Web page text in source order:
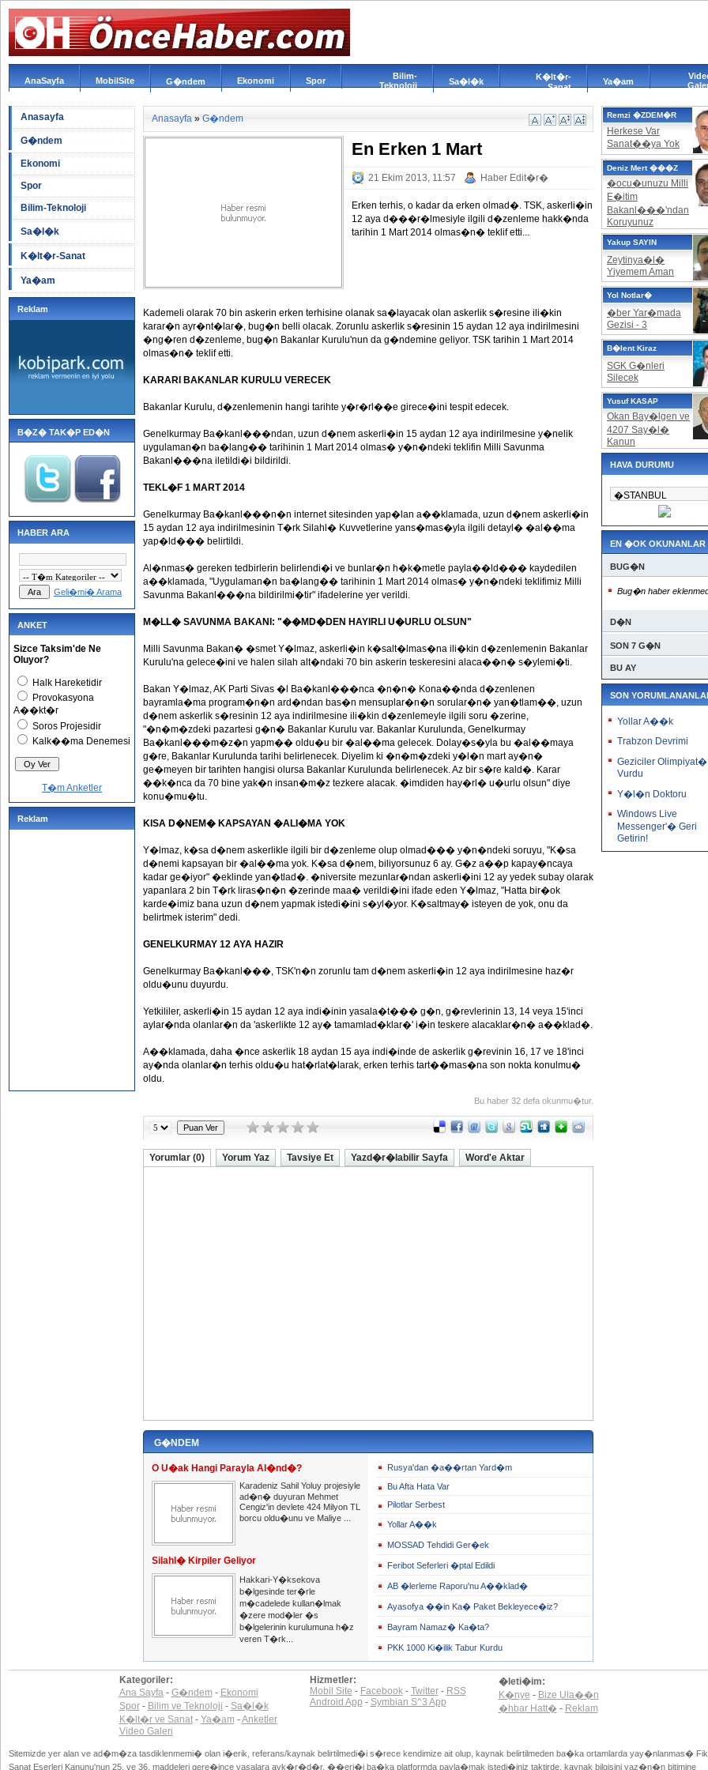
AnaSayfa MobilSite G�ndem Ekonomi Spor
Bilim-
Teknoloji
Sa�l�k
K�lt�r-
Sanat
Ya�am
Anasayfa
G�ndem
Ekonomi
Spor
Bilim-Teknoloji
Sa�l�k
K�lt�r-Sanat
Ya�am
Reklam
B�Z� TAK�P ED�N
HABER ARA
Geli�mi� Arama
ANKET
Sizce Taksim'de Ne
Oluyor?
Halk Hareketidir
Provokasyona
A��kt�r
Soros Projesidir
Kalk��ma Denemesi
T�m Anketler
Reklam
Anasayfa » G�ndem
En Erken 1 Mart
21 Ekim 2013, 11:57 Haber Edit�r�
Erken terhis, o kadar da erken olmad�. TSK, askerli�in
12 aya d���r�lmesiyle ilgili d�zenleme hakk�nda
tarihin 1 Mart 2014 olmas�n� teklif etti...
Kademeli olarak 70 bin askerin erken terhisine olanak sa�layacak olan askerlik s�resine ili�kin
karar�n ayr�nt�lar�, bug�n belli olacak. Zorunlu askerlik s�resinin 15 aydan 12 aya indirilmesini
�ng�ren d�zenleme, bug�n Bakanlar Kurulu'nun da g�ndemine geliyor. TSK tarihin 1 Mart 2014
olmas�n� teklif etti.
KARARI BAKANLAR KURULU VERECEK
Bakanlar Kurulu, d�zenlemenin hangi tarihte y�r�rl��e girece�ini tespit edecek.
Genelkurmay Ba�kanl���ndan, uzun d�nem askerli�in 15 aydan 12 aya indirilmesine y�nelik
uygulaman�n ba�lang�� tarihinin 1 Mart 2014 olmas� y�n�ndeki teklifin Milli Savunma
Bakanl���na iletildi�i bildirildi.
TEKL�F 1 MART 2014
Genelkurmay Ba�kanl���n�n internet sitesinden yap�lan a��klamada, uzun d�nem askerli�in
15 aydan 12 aya indirilmesinin T�rk Silahl� Kuvvetlerine yans�mas�yla ilgili detayl� �al��ma
yap�ld��� belirtildi.
Al�nmas� gereken tedbirlerin belirlendi�i ve bunlar�n h�k�metle payla��ld��� kaydedilen
a��klamada, "Uygulaman�n ba�lang�� tarihinin 1 Mart 2014 olmas� y�n�ndeki teklifimiz Milli
Savunma Bakanl���na bildirilmi�tir" ifadelerine yer verildi.
M�LL� SAVUNMA BAKANI: "��MD�DEN HAYIRLI U�URLU OLSUN"
Milli Savunma Bakan� �smet Y�lmaz, askerli�in k�salt�lmas�na ili�kin d�zenlemenin Bakanlar
Kurulu'na gelece�ini ve halen silah alt�ndaki 70 bin askerin teskeresini alaca��n� s�ylemi�ti.
Bakan Y�lmaz, AK Parti Sivas �l Ba�kanl���nca �n�n� Kona��nda d�zenlenen
bayramla�ma program�n�n ard�ndan bas�n mensuplar�n�n sorular�n� yan�tlam��, uzun
d�nem askerlik s�resinin 12 aya indirilmesine ili�kin d�zenlemeyle ilgili soru �zerine,
"�n�m�zdeki pazartesi g�n� Bakanlar Kurulu var. Bakanlar Kurulunda, Genelkurmay
Ba�kanl���m�z�n yapm�� oldu�u bir �al��ma gelecek. Dolay�s�yla bu �al��maya
g�re, Bakanlar Kurulunda tarihi belirlenecek. Diyelim ki �n�m�zdeki y�l�n mart ay�n�
ge�meyen bir tarihten hangisi olursa Bakanlar Kurulunda belirlenecek. Az bir s�re kald�. Karar
��k�nca da 70 bine yak�n insan�m�z tezkere alacak. �imdiden hay�rl� u�urlu olsun" diye
konu�mu�tu.
KISA D�NEM� KAPSAYAN �ALI�MA YOK
Y�lmaz, k�sa d�nem askerlikle ilgili bir d�zenleme olup olmad��� y�n�ndeki soruyu, "K�sa
d�nemi kapsayan bir �al��ma yok. K�sa d�nem, biliyorsunuz 6 ay. G�z a��p kapay�ncaya
kadar ge�iyor" �eklinde yan�tlad�. �niversite mezunlar�ndan askerli�ini 12 ay yedek subay olarak
yapanlara 2 bin T�rk liras�n�n �zerinde maa� verildi�ini ifade eden Y�lmaz, "Hatta bir�ok
karde�imiz bana uzun d�nem yapmak istedi�ini s�yl�yor. K�saltmay� isteyen de yok, onu da
belirtmek isterim" dedi.
GENELKURMAY 12 AYA HAZIR
Genelkurmay Ba�kanl���, TSK'n�n zorunlu tam d�nem askerli�in 12 aya indirilmesine haz�r
oldu�unu duyurdu.
Yetkililer, askerli�in 15 aydan 12 aya indi�inin yasala�t��� g�n, g�revlerinin 13, 14 veya 15'inci
aylar�nda olanlar�n da 'askerlikte 12 ay� tamamlad�klar�' i�in teskere alacaklar�n� a��klad�.
A��klamada, daha �nce askerlik 18 aydan 15 aya indi�inde de askerlik g�revinin 16, 17 ve 18'inci
ay�nda olanlar�n terhis oldu�u hat�rlat�larak, erken terhis tart��mas�na son nokta konulmu�
oldu.
Bu haber 32 defa okunmu�tur.
Yorumlar (0) Yorum Yaz Tavsiye Et Yazd�r�labilir Sayfa Word'e Aktar
G�NDEM
O U�ak Hangi Parayla Al�nd�?
Karadeniz Sahil Yoluy projesiyle
ad�n� duyuran Mehmet
Cengiz'in devlete 424 Milyon TL
borcu oldu�unu ve Maliye ...
Silahl� Kirpiler Geliyor
Hakkari-Y�ksekova
b�lgesinde ter�rle
m�cadelede kullan�lmak
�zere mod�ler �s
b�lgelerinin kurulumuna h�z
veren T�rk...
Rusya'dan �a��rtan Yard�m
Bu Afta Hata Var
Pilotlar Serbest
Yollar A��k
MOSSAD Tehdidi Ger�ek
Feribot Seferleri �ptal Edildi
AB �lerleme Raporu'nu A��klad�
Ayasofya ��in Ka� Paket Bekleyece�iz?
Bayram Namaz� Ka�ta?
PKK 1000 Ki�ilik Tabur Kurdu
Remzi �ZDEM�R
Herkese Var
Sanat��ya Yok
Deniz Mert ���Z
�ocu�unuzu Milli
E�itim
Bakanl���'ndan
Koruyunuz
Yakup SAYIN
Zeytinya�l�
Yiyemem Aman
Yol Notlar�
�ber Yar�mada
Gezisi - 3
B�lent Kiraz
SGK G�nleri
Silecek
Yusuf KASAP
Okan Bay�lgen ve
4207 Say�l�
Kanun
HAVA DURUMU
EN �OK OKUNANLAR
BUG�N
Bug�n haber
D�N
SON 7 G�N
BU AY
SON
Yollar A��k
Trabzon Devrimi
Geziciler Olimpiyat�
Vurdu
Y�l�n Doktoru
Windows Live
Messenger'� Geri
Getirin!
Kategoriler:
Ana Sayfa- G�ndem - Ekonomi
Spor- Bilim ve Teknoloji - Sa�l�k
K�lt�r ve Sanat- Ya�am -Anketler
Video Galeri
Hizmetler:
Mobil Site - Facebook- Twitter- RSS
Android App - Symbian S^3 App
�leti�im:
K�nye - Bize Ula��n
�hbar Hatt�- Reklam
Sitemizde yer alan ve ad�m�za tasdiklenmemi� olan i�erik, referans/kaynak belirtilmedi�i s�rece kendimize ait olup, kaynak belirtilmeden ba�ka ortamlarda yay�nlanmas�
Sanat Eserleri Kanunu'nun 25. ve 36. maddeleri gere�ince yasalara ayk�r�d�r. ��eri�i ba�ka platformda payla�mak istedi�iniz taktirde, kaynak bilgisini yaz�n�n bitimine